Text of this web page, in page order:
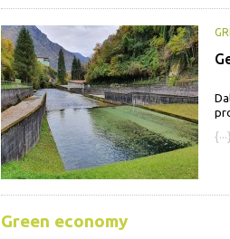
{···}
Green economy